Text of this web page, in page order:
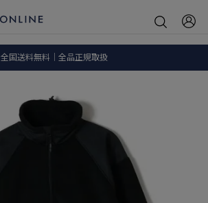
全国送料無料｜全品正規取扱